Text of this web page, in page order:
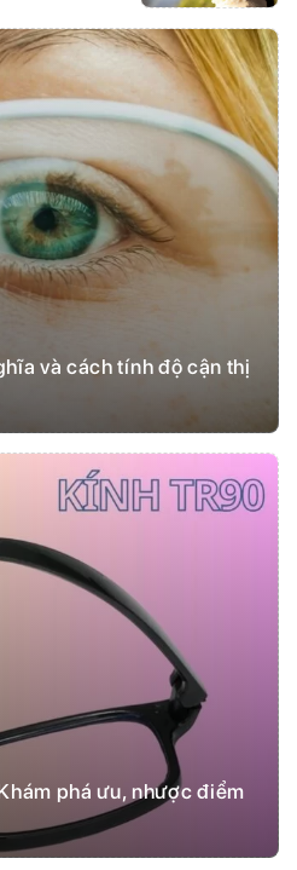
và cách tính độ cận thị
phá ưu, nhược điểm